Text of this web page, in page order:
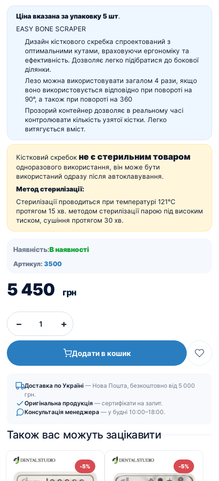
Ціна вказана за упаковку 5 шт.
EASY BONE SCRAPER
Дизайн кісткового скребка спроектований з
оптимальними кутами, враховуючи ергономіку та
ефективність. Дозволяє легко підібратися до бокової
ділянки.
Лезо можна використовувати загалом 4 рази, якщо
воно використовується відповідно при повороті на
90°, а також при повороті на 360
Прозорий контейнер дозволяє в реальному часі
контролювати кількість узятої кістки. Легко
витягується вміст.
Кістковий скребок не є стерильним товаром
одноразового використання, він може бути
використаний одразу після автоклавування.
Метод стерилізації:
Стерилізації проводиться при температурі 121℃
протягом 15 хв. методом стерилізації парою під високим
тиском, сушіння протягом 30 хв.
Наявність:В наявності
Артикул: 3500
5 450 грн
− +
Додати в кошик
Доставка по Україні — Нова Пошта, безкоштовно від 5 000
грн.
Оригінальна продукція — сертифікати на запит.
Консультація менеджера — у будні 10:00–18:00.
Також вас можуть зацікавити
-5% -5%